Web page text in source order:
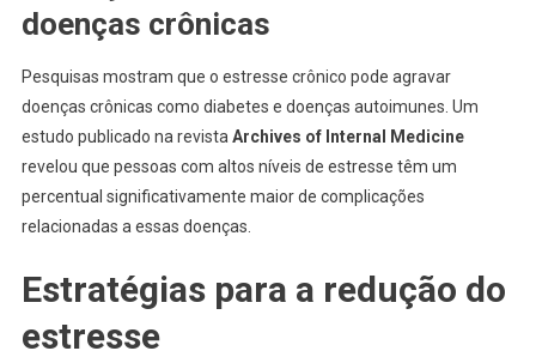
doenças crônicas
Pesquisas mostram que o estresse crônico pode agravar
doenças crônicas como diabetes e doenças autoimunes. Um
estudo publicado na revistaArchives of Internal Medicine
revelou que pessoas com altos níveis de estresse têm um
percentual significativamente maior de complicações
relacionadas a essas doenças.
Estratégias para a redução do
estresse